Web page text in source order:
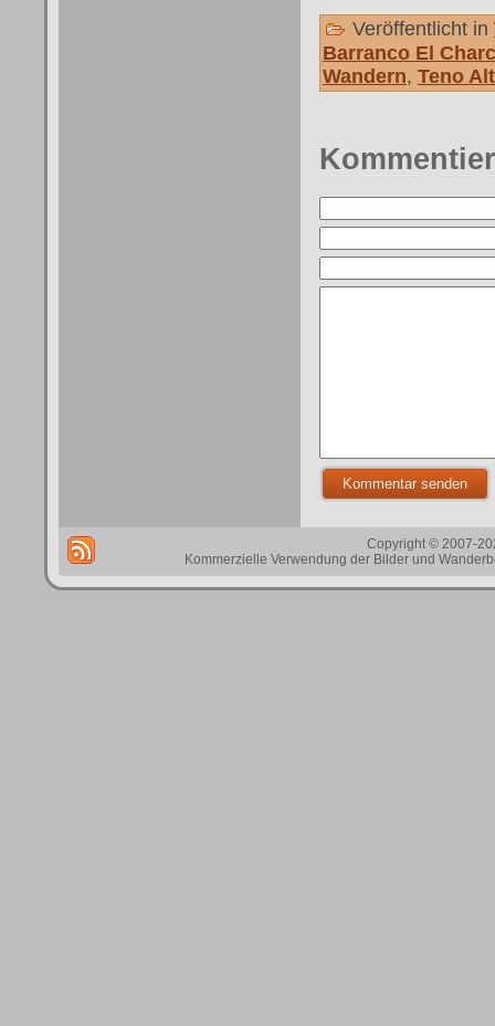
Veröffentlicht in
Barranco El
Wandern, Teno
Copyright © 2007-
Kommerzielle Verwendung der Bilder und